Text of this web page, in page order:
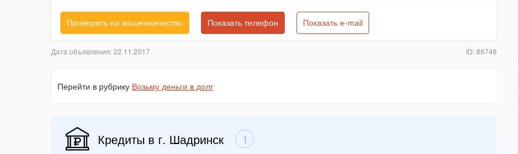
Проверить на мошенничество Показать телефон Показать e-mail
Дата объявления: 22.11.2017 ID: 86748
Перейти в рубрику Возьму деньги в долг
Кредиты в г. Шадринск 1